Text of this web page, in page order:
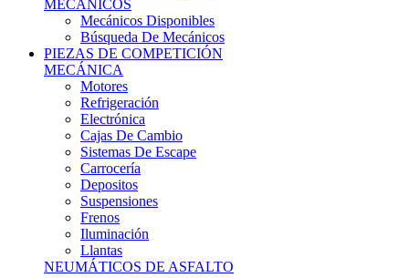
Búsqueda De Mecánicos
PIEZAS DE COMPETICIÓN
MECÁNICA
Motores
Refrigeración
Electrónica
Cajas De Cambio
Sistemas De Escape
Carrocería
Depositos
Suspensiones
Frenos
Iluminación
Llantas
NEUMÁTICOS DE ASFALTO
Asfalto 13 O Menos